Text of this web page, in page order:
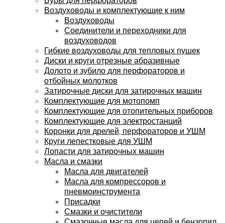
Воздуховоды и комплектующие к ним
Воздуховоды
Соединители и переходники для
воздуховодов
Гибкие воздуховоды для тепловых пушек
Диски и круги отрезные абразивные
Долото и зубило для перфораторов и
отбойных молотков
Затирочные диски для затирочных машин
Комплектующие для мотопомп
Комплектующие для отопительных приборов
Комплектующие для электростанций
Коронки для дрелей, перфораторов и УШМ
Круги лепестковые для УШМ
Лопасти для затирочных машин
Масла и смазки
Масла для двигателей
Масла для компрессоров и
пневмоинструмента
Присадки
Смазки и очистители